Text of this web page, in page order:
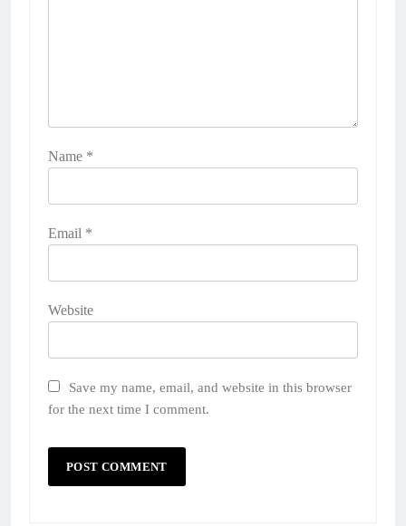
Name *
Email *
Website
Save my name, email, and website in this browser
for the next time I comment.